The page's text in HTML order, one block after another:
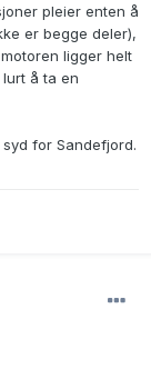
pleier enten å
er begge deler),
ligger helt
å ta en
for Sandefjord.